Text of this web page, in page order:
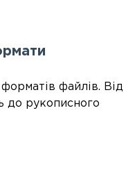
файлів. Від
до рукописного